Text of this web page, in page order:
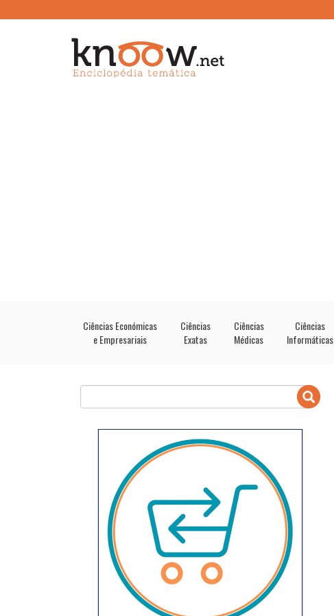
Ciências Económicas
e Empresariais
Ciências
Exatas
Ciências
Médicas
Ciências
Informáticas